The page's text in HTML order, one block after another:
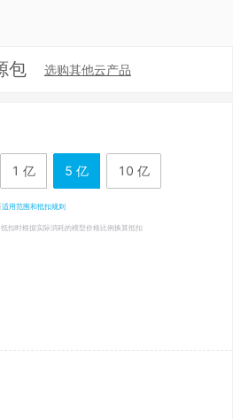
包 选购其他云产品
1 亿 5 亿 10 亿
适用范围和抵扣规则
扣时根据实际消耗的模型价格比例换算抵扣